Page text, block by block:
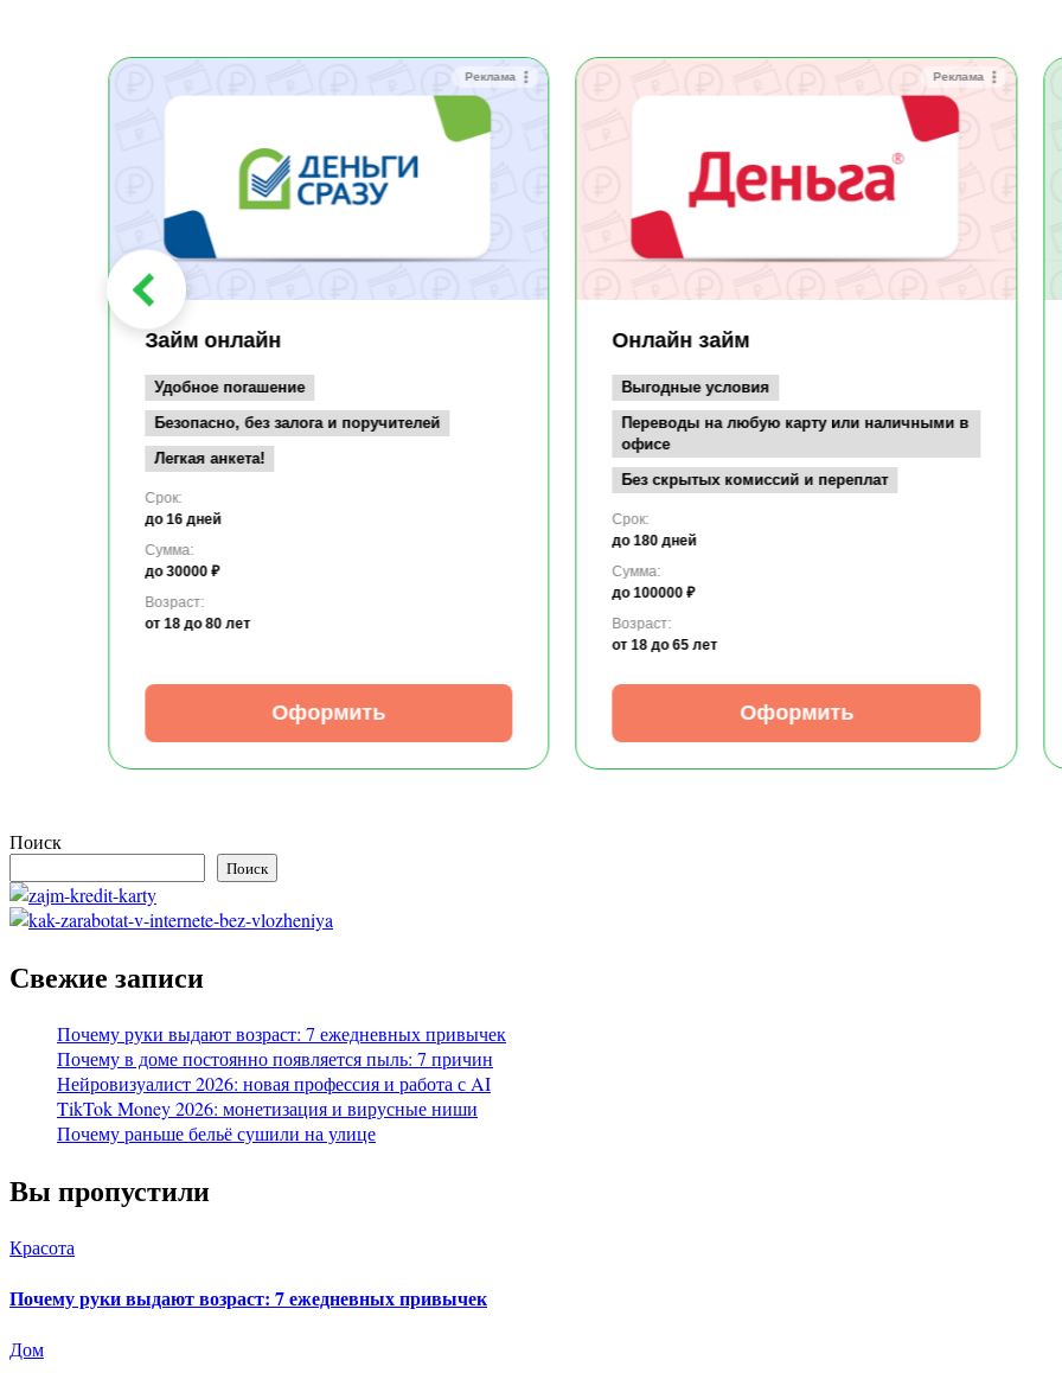
Реклама
Займ онлайн
Удобное погашение
Безопасно, без залога и поручителей
Легкая анкета!
Срок:
до 16 дней
Сумма:
до 30000 ₽
Возраст:
от 18 до 80 лет
Оформить
Реклама
Онлайн займ
Выгодные условия
Переводы на любую карту или наличными в
офисе
Без скрытых комиссий и переплат
Срок:
до 180 дней
Сумма:
до 100000 ₽
Возраст:
от 18 до 65 лет
Оформить
Поиск
Поиск
Свежие записи
Почему руки выдают возраст: 7 ежедневных привычек
Почему в доме постоянно появляется пыль: 7 причин
Нейровизуалист 2026: новая профессия и работа с AI
TikTok Money 2026: монетизация и вирусные ниши
Почему раньше бельё сушили на улице
Вы пропустили
Красота
Почему руки выдают возраст: 7 ежедневных привычек
Дом